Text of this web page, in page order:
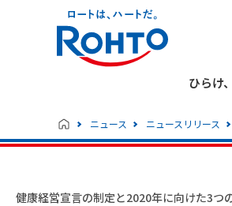
ひらけ
ニュース ニュースリリース
健康経営宣言の制定と2020年に向けた3つ